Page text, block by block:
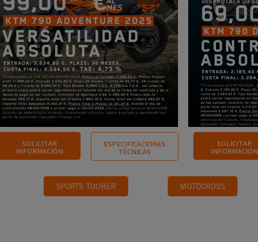
SOLICITAR
INFORMACIÓN
ESPECIFICACIONES
TÉCNICAS
SOLICITAR
INFORMACIÓN
SPORTS TOURER MOTOCROSS